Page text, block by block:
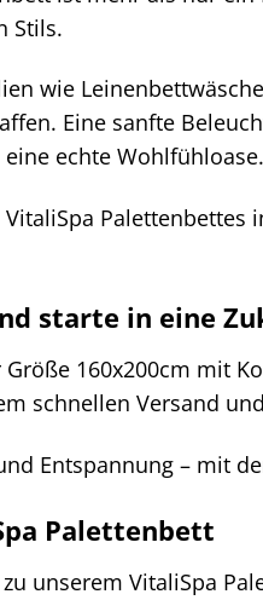
Stils.
wie
Eine sanfte
echte Wohlfühloase.
starte in eine
160x200cm mit
schnellen Versand
Entspannung – mit
Palettenbett
unserem VitaliSpa